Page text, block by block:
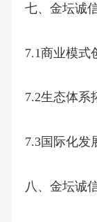
七、金坛诚
7.1商业模式
7.2生态体系
7.3国际化发
八、金坛诚